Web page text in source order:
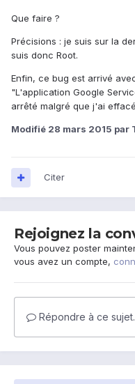
Que faire ?
Précisions : je suis sur la
suis donc Root.
Enfin, ce bug est arrivé
"L'application Google
arrêté malgré que j'ai
Modifié 28 mars 2015 par
Citer
Rejoignez la
Vous pouvez poster
vous avez un compte,
Répondre à ce